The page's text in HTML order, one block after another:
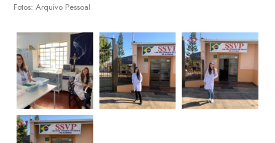
Fotos: Arquivo Pessoal